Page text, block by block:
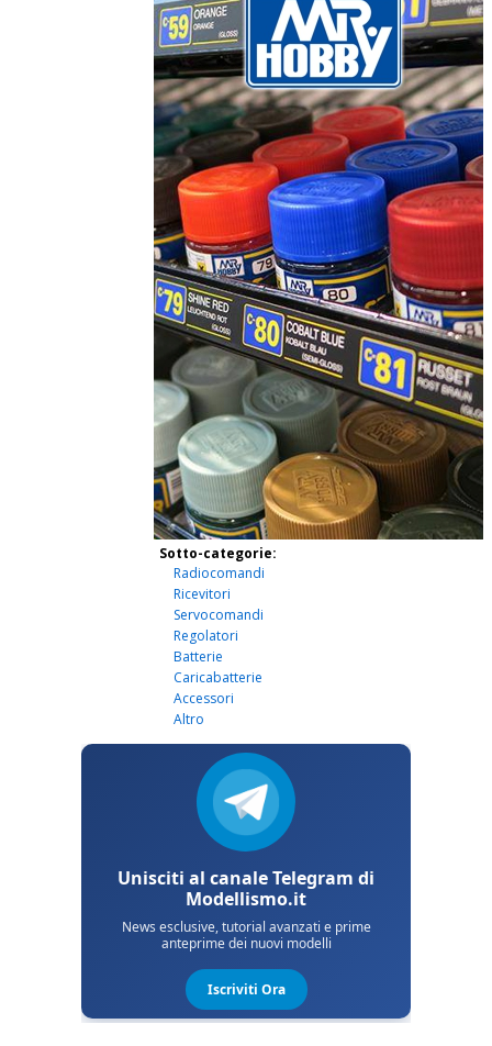
Sotto-categorie:
Radiocomandi
Ricevitori
Servocomandi
Regolatori
Batterie
Caricabatterie
Accessori
Altro